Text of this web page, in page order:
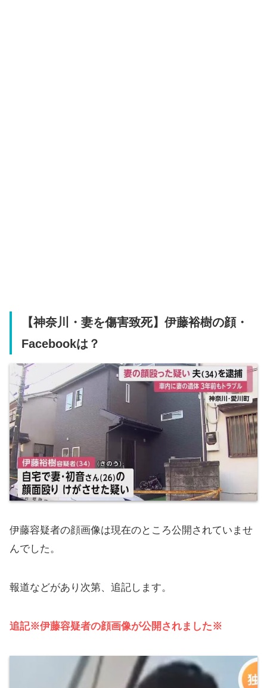
【神奈川・妻を傷害致死】伊藤裕樹の顔・
Facebookは？
伊藤容疑者の顔画像は現在のところ公開されていませ
んでした。
報道などがあり次第、追記します。
追記※伊藤容疑者の顔画像が公開されました※